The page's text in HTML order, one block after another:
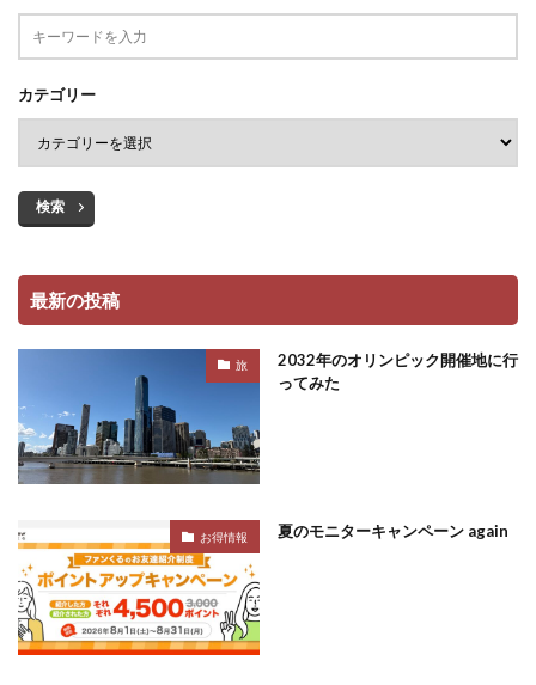
カテゴリー
検索
最新の投稿
旅
2032年のオリンピック開催地に行
ってみた
お得情報 夏のモニターキャンペーン again